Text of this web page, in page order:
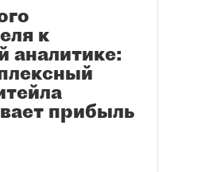
к
аналитике:
прибыль